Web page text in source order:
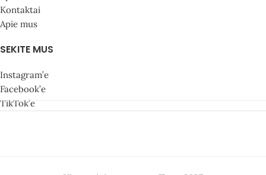
Kontaktai
Apie mus
SEKITE MUS
Instagram’e
Facebook’e
TikTok’e